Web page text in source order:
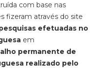
com base nas
fizeram através do site
efetuadas no
em
permanente de
realizado pelo